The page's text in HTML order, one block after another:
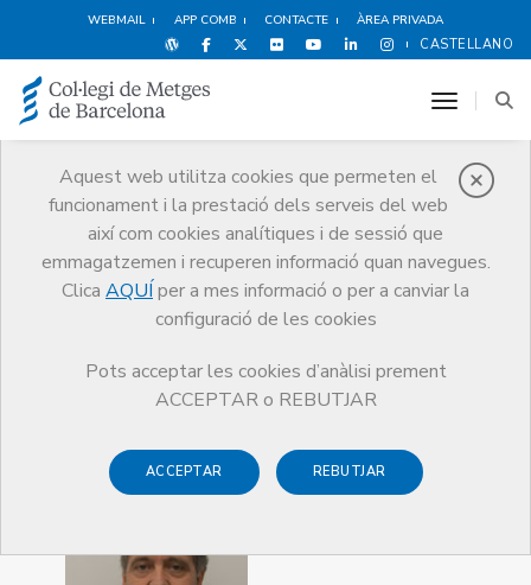
WEBMAIL APP COMB CONTACTE ÀREA PRIVADA
CASTELLANO
Aquest web utilitza cookies que permeten el
funcionament i la prestació dels serveis del web
així com cookies analítiques i de sessió que
emmagatzemen i recuperen informació quan navegues.
Clica AQUÍ per a mes informació o per a canviar la
configuració de les cookies
Pots acceptar les cookies d’anàlisi prement
ACCEPTAR o REBUTJAR
ACCEPTAR REBUTJAR
toggle
Premis
Premis Guardonat Edició 2004
Guardonat Edició 2004